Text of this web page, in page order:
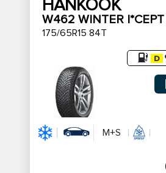
HANKOOK
W462 WINTER I*CEPT
175/65R15 84T
M+S